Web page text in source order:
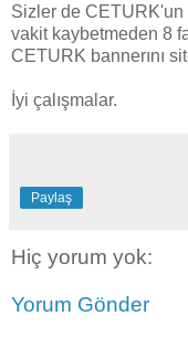
Sizler de CETURK'un
vakit kaybetmeden 8
CETURK bannerını
İyi çalışmalar.
Paylaş
Hiç yorum yok:
Yorum Gönder